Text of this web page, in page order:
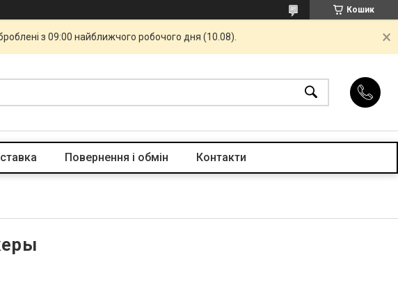
Кошик
з 09:00 найближчого робочого дня (10.08).
Повернення і обмін Контакти